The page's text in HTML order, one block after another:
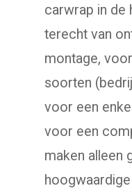
carwrap in de
terecht van
montage,
soorten
voor een
voor een
maken alleen